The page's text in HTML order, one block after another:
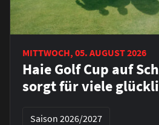
MITTWOCH, 05. AUGUST 2026
Haie Golf Cup auf
sorgt für viele
Saison 2026/2027